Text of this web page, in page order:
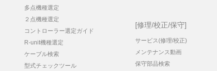
多点機種選定
２点機種選定
コントローラー選定ガイド
R-unit機種選定
ケーブル検索
型式チェックツール
修理/校正/保守
サービス(修理/校正)
メンテナンス動画
保守部品検索